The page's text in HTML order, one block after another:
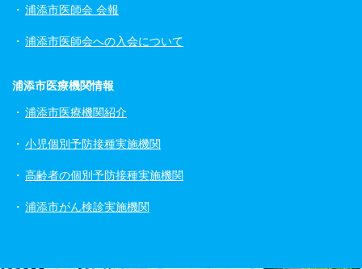
浦添市医師会 会報
浦添市医師会への入会について
浦添市医療機関情報
浦添市医療機関紹介
小児個別予防接種実施機関
高齢者の個別予防接種実施機関
浦添市がん検診実施機関